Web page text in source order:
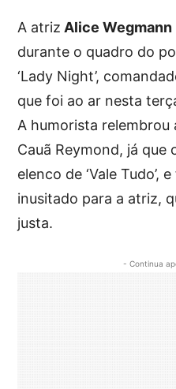
A atriz Alice Wegmann
durante o quadro do
‘Lady Night’,
que foi ao ar nesta
A humorista relembrou
Cauã Reymond, já
elenco de ‘Vale Tudo’,
inusitado para a atriz,
justa.
- Continua